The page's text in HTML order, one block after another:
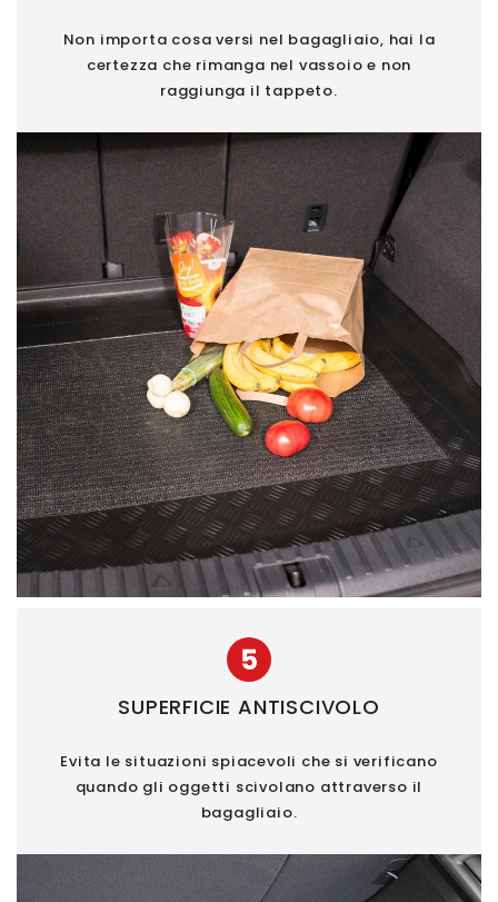
Non importa cosa versi nel bagagliaio, hai la
certezza che rimanga nel vassoio e non
raggiunga il tappeto.
5
SUPERFICIE ANTISCIVOLO
Evita le situazioni spiacevoli che si verificano
quando gli oggetti scivolano attraverso il
bagagliaio.